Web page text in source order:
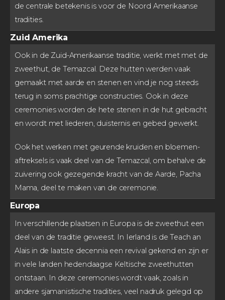
de centrale betekenis is voor de Noord Amerikaanse
tradities.
Zuid Amerika
Ook in de Zuid-Amerikaanse traditie, werkt met met de
zweethut, de Temazcal. Deze hutten werden vaak
gemaakt met aarde en stenen en vind je nog steeds
terug in soms prachtige constructies. Ook in deze
ceremonies worden de hete stenen in de hut gebracht
en wordt met liederen, duisternis en gebed gewerkt.
Ook het werken met geurende kruiden en bloemen-
aftreksels is vaak deel van de Temazcal, om behalve de
zuivering ook gezegende kracht van de Aarde, Pacha
Mama, deel te maken van de ceremonie.
Europa
In verschillende plaatsen in Europa is de zweethut een
deel van de traditie geweest. In Ierland is de Teach an
Alais in de laatste decennia een revival gekend en zijn er
in vele landen hedendaagse Keltische zweethutten
ontstaan. In deze ceremonies wordt vaak, zoals in
andere sjamanistische tradities, veel nadruk gelegd op